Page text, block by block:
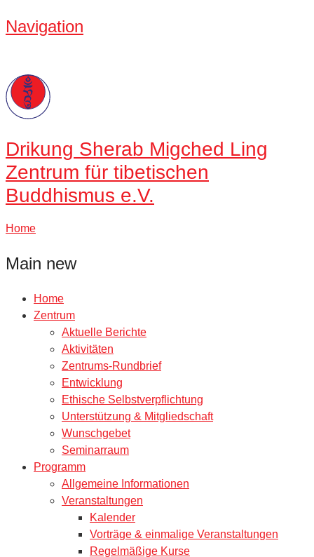
Navigation
Drikung Sherab Migched Ling
Zentrum für tibetischen
Buddhismus e.V.
Home
Main new
Home
Zentrum
Aktuelle Berichte
Aktivitäten
Zentrums-Rundbrief
Entwicklung
Ethische Selbstverpflichtung
Unterstützung & Mitgliedschaft
Wunschgebet
Seminarraum
Programm
Allgemeine Informationen
Veranstaltungen
Kalender
Vorträge & einmalige Veranstaltungen
Regelmäßige Kurse